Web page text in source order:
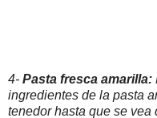
4- Pasta fresca amarilla:
ingredientes de la pasta
tenedor hasta que se vea